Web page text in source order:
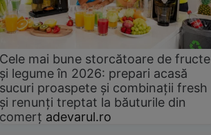
Cele mai bune storcătoare de fructe
și legume în 2026: prepari acasă
sucuri proaspete și combinații fresh
și renunți treptat la băuturile din
comerț adevarul.ro